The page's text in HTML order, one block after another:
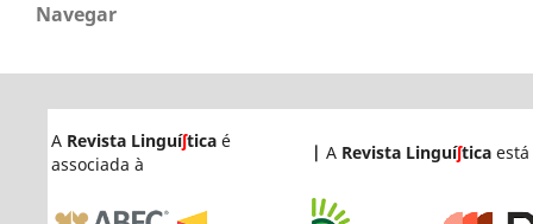
Navegar
A Revista Linguíʃticaé
associada à
| A Revista Linguíʃticaestá